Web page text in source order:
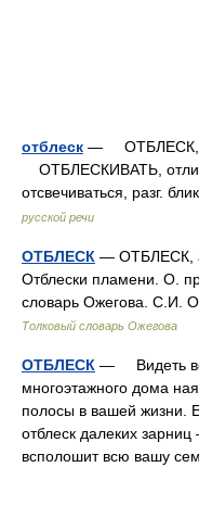
отблеск — ОТБЛЕСК,
ОТБЛЕСКИВАТЬ,
отсвечиваться, разг.
русской речи
ОТБЛЕСК — ОТБЛЕСК,
Отблески пламени. О.
словарь Ожегова. С.И.
Толковый словарь Ожегова
ОТБЛЕСК — Видеть во
многоэтажного дома
полосы в вашей жизни.
отблеск далеких зарниц
всполошит всю вашу